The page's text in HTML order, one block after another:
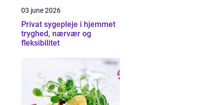
03 june 2026
Privat sygepleje i hjemmet
tryghed, nærvær og
fleksibilitet